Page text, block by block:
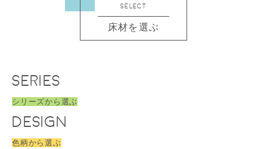
SELECT
床材を選ぶ
SERIES
シリーズから選ぶ
DESIGN
色柄から選ぶ